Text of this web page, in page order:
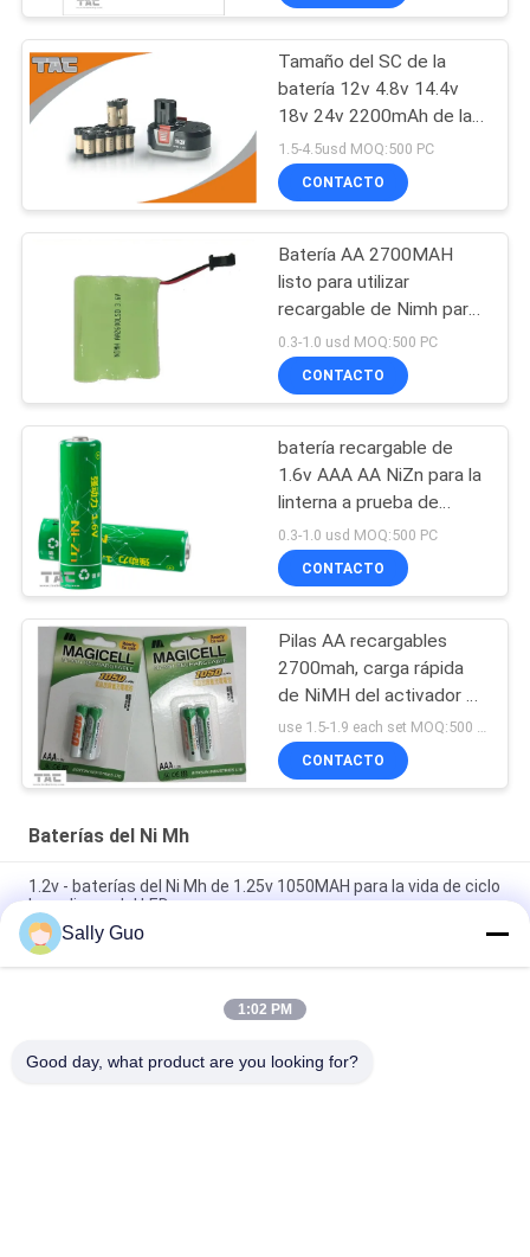
Tamaño del SC de la
batería 12v 4.8v 14.4v
18v 24v 2200mAh de las
herramientas eléctricas
Ni-Mh
1.5-4.5usd MOQ:500 PC
CONTACTO
Batería AA 2700MAH
listo para utilizar
recargable de Nimh para
la luz del LED
0.3-1.0 usd MOQ:500 PC
CONTACTO
batería recargable de
1.6v AAA AA NiZn para la
linterna a prueba de
explosiones
0.3-1.0 usd MOQ:500 PC
CONTACTO
Pilas AA recargables
2700mah, carga rápida
de NiMH del activador en
el plazo de 15 minutos
use 1.5-1.9 each set MOQ:500 PC
CONTACTO
Baterías del Ni Mh
1.2v - baterías del Ni Mh de 1.25v 1050MAH para la vida de ciclo
larga ligera del LED
baterías recargables del níquel e hidruro metálico del botón de
la pila 250H de 6V Nimh
baterías recargables del níquel e hidruro metálico de alta
Sally Guo
1:02 PM
Good day, what product are you looking for?